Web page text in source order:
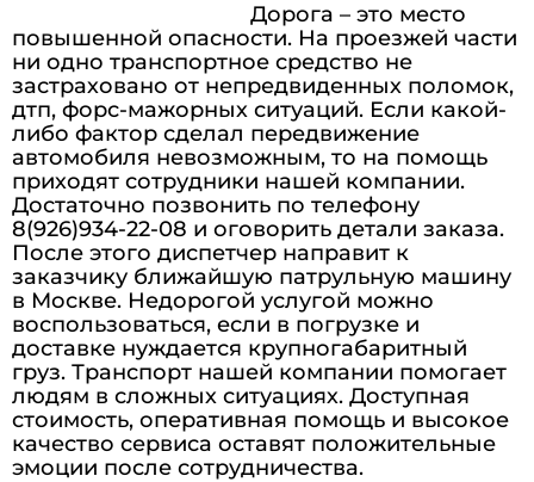
Дорога – это место
повышенной опасности. На проезжей части
ни одно транспортное средство не
застраховано от непредвиденных поломок,
дтп, форс-мажорных ситуаций. Если какой-
либо фактор сделал передвижение
автомобиля невозможным, то на помощь
приходят сотрудники нашей компании.
Достаточно позвонить по телефону
8(926)934-22-08 и оговорить детали заказа.
После этого диспетчер направит к
заказчику ближайшую патрульную машину
в Москве. Недорогой услугой можно
воспользоваться, если в погрузке и
доставке нуждается крупногабаритный
груз. Транспорт нашей компании помогает
людям в сложных ситуациях. Доступная
стоимость, оперативная помощь и высокое
качество сервиса оставят положительные
эмоции после сотрудничества.